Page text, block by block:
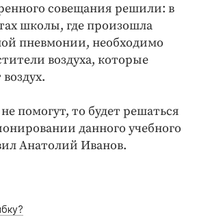
совещания решили: в
школы, где произошла
пневмонии, необходимо
воздуха, которые
помогут, то будет решаться
данного учебного
Анатолий Иванов.